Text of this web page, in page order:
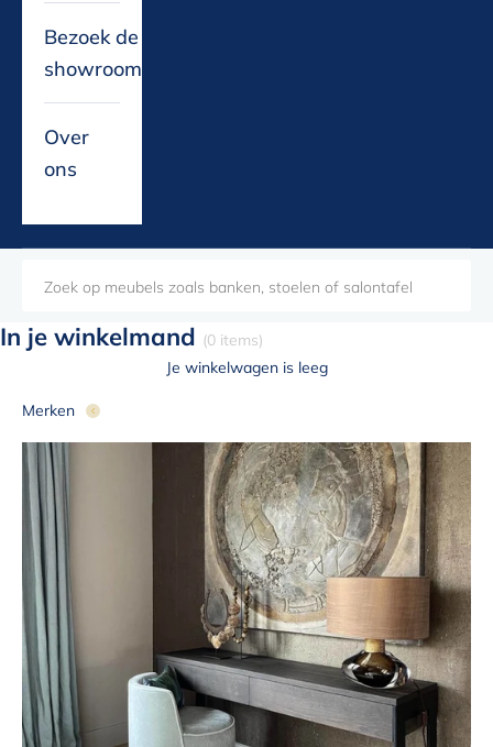
Bezoek de
showroom
Over
ons
In je winkelmand (0 items)
Je winkelwagen is leeg
Merken